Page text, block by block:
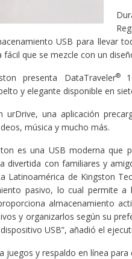
USB para llevar
que se mezcle con un
presenta DataTraveler®
y elegante disponible en
urDrive, una aplicación
música y mucho más.
es una USB moderna que
divertida con familiares y
Latinoamérica de Kingston
pasivo, lo cual permite
almacenamiento
y organizarlos según su
USB”, añadió el
juegos y respaldo en línea